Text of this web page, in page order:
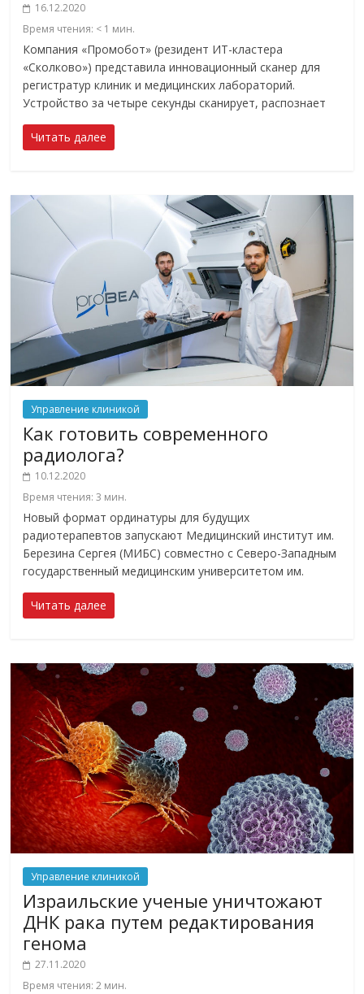
16.12.2020
Время чтения: < 1 мин.
Компания «Промобот» (резидент ИТ-кластера
«Сколково») представила инновационный сканер для
регистратур клиник и медицинских лабораторий.
Устройство за четыре секунды сканирует, распознает
Читать далее
Управление клиникой
Как готовить современного
радиолога?
10.12.2020
Время чтения:3 мин.
Новый формат ординатуры для будущих
радиотерапевтов запускают Медицинский институт им.
Березина Сергея (МИБС) совместно с Северо-Западным
государственный медицинским университетом им.
Читать далее
Управление клиникой
Израильские ученые уничтожают
ДНК рака путем редактирования
генома
27.11.2020
Время чтения:2 мин.